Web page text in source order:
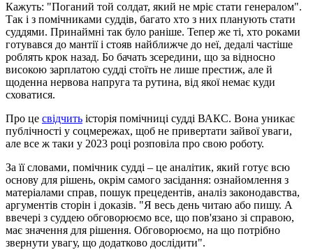
Кажуть: "Поганий той солдат, який не мріє стати генералом".
Так і з помічниками суддів, багато хто з них планують стати
суддями. Принаймні так було раніше. Тепер же ті, хто роками
готувався до мантії і стояв найближче до неї, дедалі частіше
роблять крок назад. Бо бачать зсередини, що за відносно
високою зарплатою судді стоїть не лише престиж, але й
щоденна нервова напруга та рутина, від якої немає куди
сховатися.
Про це свідчить історія помічниці судді ВАКС. Вона уникає
публічності у соцмережах, щоб не привертати зайвої уваги,
але все ж таки у 2023 році розповіла про свою роботу.
За її словами, помічник судді – це аналітик, який готує всю
основу для рішень, окрім самого засідання: ознайомлення з
матеріалами справ, пошук прецедентів, аналіз законодавства,
аргументів сторін і доказів. "Я весь день читаю або пишу. А
ввечері з суддею обговорюємо все, що пов'язано зі справою,
має значення для рішення. Обговорюємо, на що потрібно
звернути увагу, що додатково дослідити".